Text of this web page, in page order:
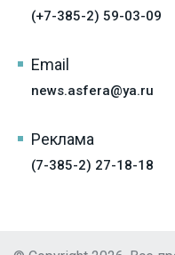
(+7-385-2) 59-03-09
Email
news.asfera@ya.ru
Реклама
(7-385-2) 27-18-18